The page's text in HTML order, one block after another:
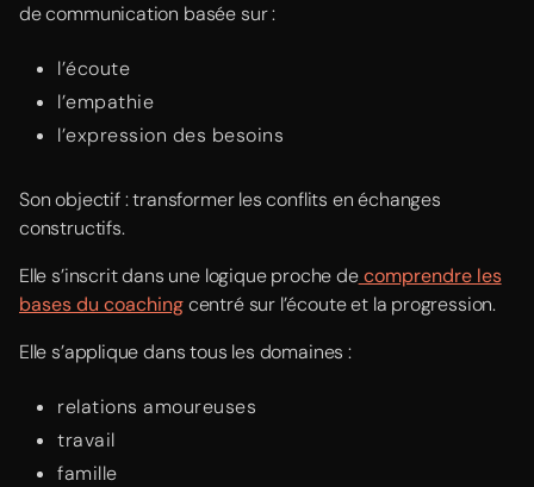
de communication basée sur :
l’écoute
l’empathie
l’expression des besoins
Son objectif : transformer les conflits en échanges
constructifs.
Elle s’inscrit dans une logique proche decomprendre les
bases du coachingcentré sur l’écoute et la progression.
Elle s’applique dans tous les domaines :
relations amoureuses
travail
famille